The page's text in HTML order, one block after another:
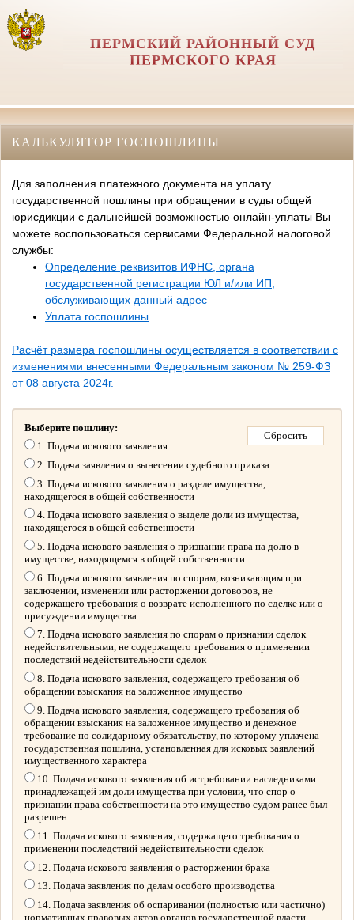
ПЕРМСКИЙ РАЙОННЫЙ СУД
ПЕРМСКОГО КРАЯ
КАЛЬКУЛЯТОР ГОСПОШЛИНЫ
Для заполнения платежного документа на уплату
государственной пошлины при обращении в суды общей
юрисдикции с дальнейшей возможностью онлайн-уплаты Вы
можете воспользоваться сервисами Федеральной налоговой
службы:
Определение реквизитов ИФНС, органа
государственной регистрации ЮЛ и/или ИП,
обслуживающих данный адрес
Уплата госпошлины
Расчёт размера госпошлины осуществляется в соответствии с
изменениями внесенными Федеральным законом № 259-ФЗ
от 08 августа 2024г.
Выберите пошлину:
1. Подача искового заявления
2. Подача заявления о вынесении судебного приказа
3. Подача искового заявления о разделе имущества,
находящегося в общей собственности
4. Подача искового заявления о выделе доли из имущества,
находящегося в общей собственности
5. Подача искового заявления о признании права на долю в
имуществе, находящемся в общей собственности
6. Подача искового заявления по спорам, возникающим при
заключении, изменении или расторжении договоров, не
содержащего требования о возврате исполненного по сделке или о
присуждении имущества
7. Подача искового заявления по спорам о признании сделок
недействительными, не содержащего требования о применении
последствий недействительности сделок
8. Подача искового заявления, содержащего требования об
обращении взыскания на заложенное имущество
9. Подача искового заявления, содержащего требования об
обращении взыскания на заложенное имущество и денежное
требование по солидарному обязательству, по которому уплачена
государственная пошлина, установленная для исковых заявлений
имущественного характера
10. Подача искового заявления об истребовании наследниками
принадлежащей им доли имущества при условии, что спор о
признании права собственности на это имущество судом ранее был
разрешен
11. Подача искового заявления, содержащего требования о
применении последствий недействительности сделок
12. Подача искового заявления о расторжении брака
13. Подача заявления по делам особого производства
14. Подача заявления об оспаривании (полностью или частично)
нормативных правовых актов органов государственной власти,